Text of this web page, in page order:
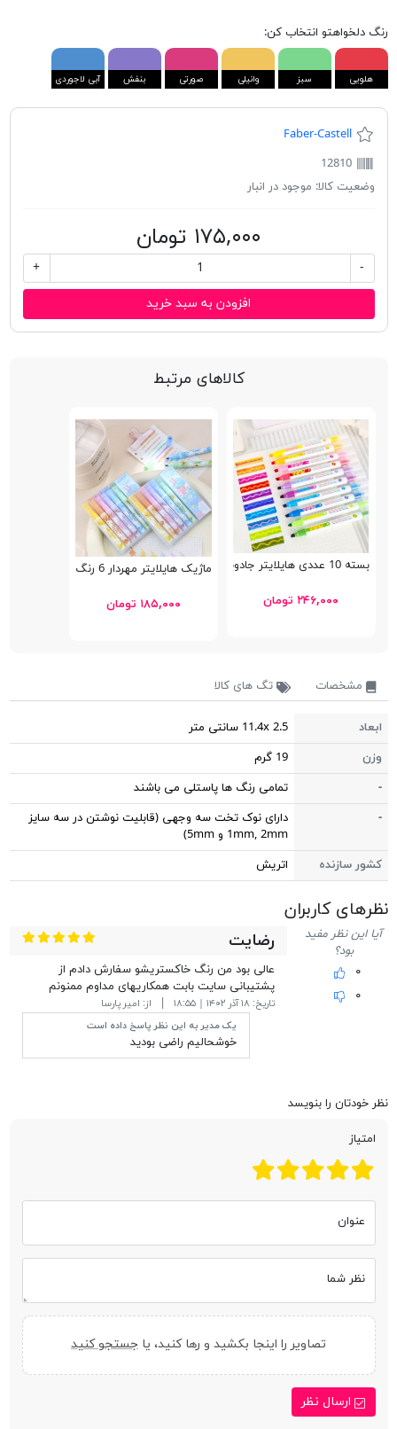
رنگ دلخواهتو انتخاب کن:
هلویی سبز وانیلی صورتی بنفش آبی لاجوردی
Faber-Castell
12810
وضعیت کالا: موجود در انبار
۱۷۵,۰۰۰ تومان
-
+
افزودن به سبد خرید
کالاهای مرتبط
بسته 10 عددی هایلایتر جادویی Color Magic 956
۲۴۶,۰۰۰ تومان
ماژیک هایلایتر مهردار 6 رنگ Milk Flavor
۱۸۵,۰۰۰ تومان
مشخصات تگ های کالا
ابعاد
11.4x 2.5 سانتی متر
وزن
19 گرم
-
تمامی رنگ ها پاستلی می باشند
-
دارای نوک تخت سه وجهی (قابلیت نوشتن در سه سایز
1mm, 2mm و 5mm)
کشور سازنده
اتریش
نظر‎های کاربران
آیا این نظر مفید
بود؟
۰
۰
رضایت
عالی بود من رنگ خاکستریشو سفارش دادم از
پشتیبانی سایت بابت همکاریهای مداوم ممنونم
تاریخ: ۱۸ آذر ۱۴۰۲ | ۱۸:۵۵ از: امیر پارسا
یک مدیر به این نظر پاسخ داده است
خوشحالیم راضی بودید
نظر خودتان را بنویسد
امتیاز
عنوان
نظر شما
تصاویر را اینجا بکشید و رها کنید، یا جستجو کنید
ارسال نظر